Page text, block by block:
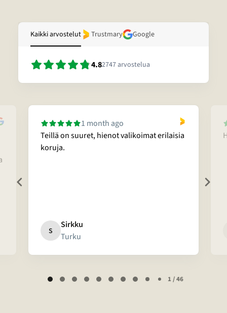
Kaikki arvostelut Trustmary Google
4.82747arvostelua
1 month ago
Teillä on suuret, hienot valikoimat erilaisia
koruja.
S
Sirkku
Turku
1 / 46